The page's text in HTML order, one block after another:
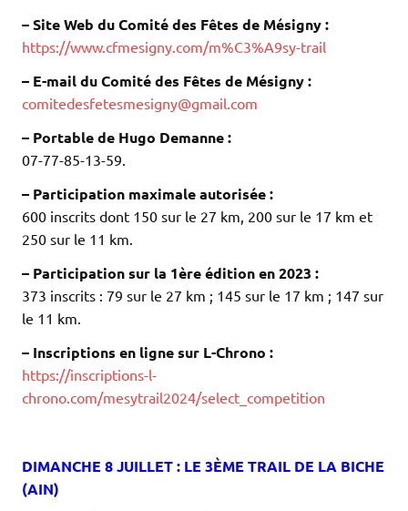
– Site Web du Comité des Fêtes de Mésigny :
https://www.cfmesigny.com/m%C3%A9sy-trail
– E-mail du Comité des Fêtes de Mésigny :
comitedesfetesmesigny@gmail.com
– Portable de Hugo Demanne :
07-77-85-13-59.
– Participation maximale autorisée :
600 inscrits dont 150 sur le 27 km, 200 sur le 17 km et
250 sur le 11 km.
– Participation sur la 1ère édition en 2023 :
373 inscrits : 79 sur le 27 km ; 145 sur le 17 km ; 147 sur
le 11 km.
– Inscriptions en ligne sur L-Chrono :
https://inscriptions-l-
chrono.com/mesytrail2024/select_competition
DIMANCHE 8 JUILLET : LE 3ÈME TRAIL DE LA BICHE
(AIN)